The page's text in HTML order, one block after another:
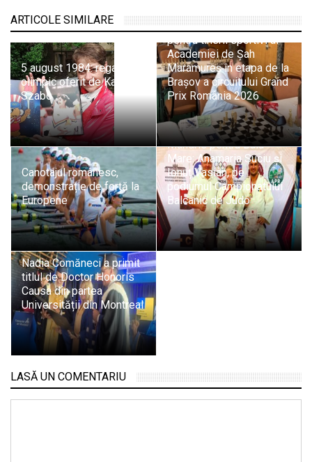
ARTICOLE SIMILARE
5 august 1984: regalul
olimpic oferit de Kati
Szabo
Evoluții promițătoare
pentru tinerii sportivi ai
Academiei de Șah
Maramureș în etapa de la
Brașov a circuitului Grand
Prix România 2026
Canotajul românesc,
demonstrație de forță la
Europene
Mândrie pentru Baia
Mare: Anamaria Suciu și
Ionuț Vasian, pe
podiumul Campionatului
Balcanic de Judo
Nadia Comăneci a primit
titlul de Doctor Honoris
Causa din partea
Universității din Montreal
LASĂ UN COMENTARIU